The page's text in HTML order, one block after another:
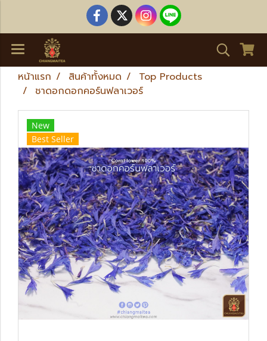
หน้าแรก สินค้าทั้งหมด
Top Products
ชาดอกดอกคอร์นฟลาเวอร์
New
Best Seller